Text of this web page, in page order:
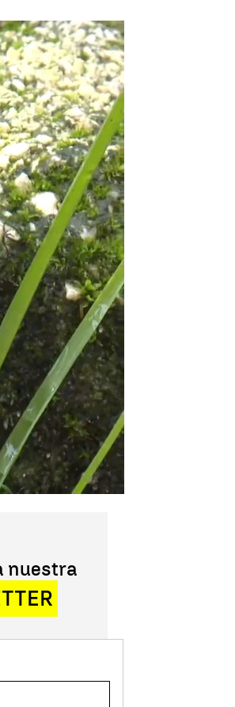
|Antena 3 Noticias
nuestra